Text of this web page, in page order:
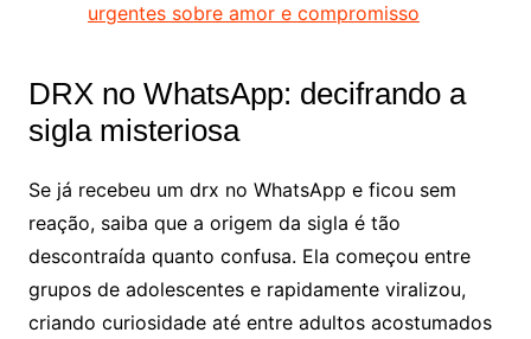
urgentes sobre amor e compromisso
DRX no WhatsApp: decifrando a
sigla misteriosa
Se já recebeu um drx no WhatsApp e ficou sem
reação, saiba que a origem da sigla é tão
descontraída quanto confusa. Ela começou entre
grupos de adolescentes e rapidamente viralizou,
criando curiosidade até entre adultos acostumados